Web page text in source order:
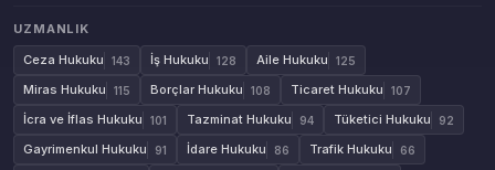
UZMANLIK
Ceza Hukuku
143 İş Hukuku 128 Aile Hukuku 125
Miras Hukuku 115 Borçlar Hukuku 108 Ticaret Hukuku 107
İcra ve İflas Hukuku 101 Tazminat Hukuku 94 Tüketici Hukuku 92
Gayrimenkul Hukuku 91 İdare Hukuku 86 Trafik Hukuku 66